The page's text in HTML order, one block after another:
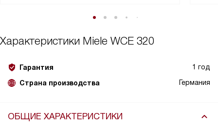
Характеристики Miele WCE 320
Гарантия 1 год
Страна производства Германия
ОБЩИЕ ХАРАКТЕРИСТИКИ